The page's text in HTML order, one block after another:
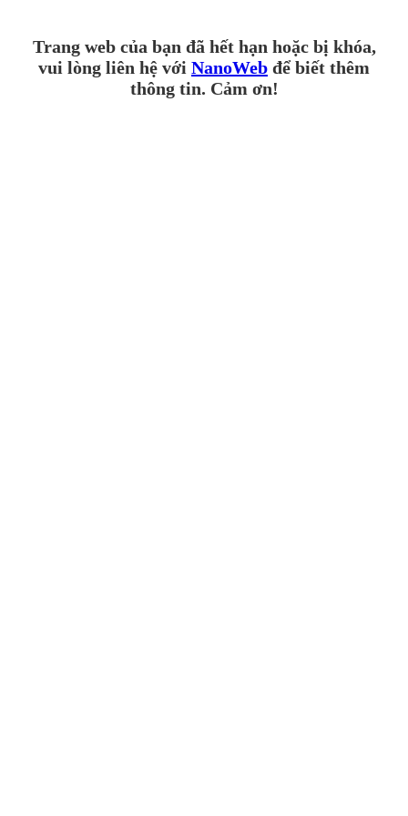
Trang web của bạn đã hết hạn hoặc bị khóa,
vui lòng liên hệ với NanoWeb để biết thêm
thông tin. Cảm ơn!